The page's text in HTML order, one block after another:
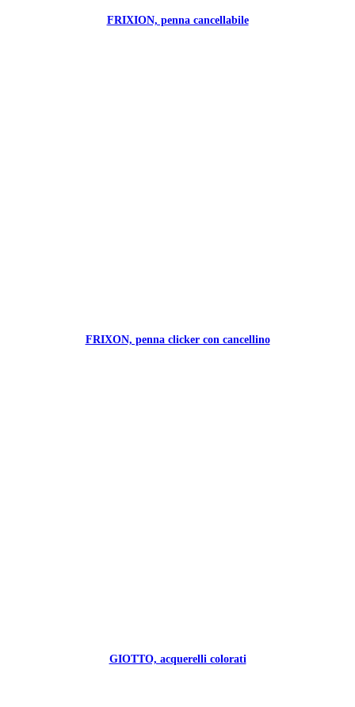
FRIXION, penna cancellabile
FRIXON, penna clicker con cancellino
GIOTTO, acquerelli colorati